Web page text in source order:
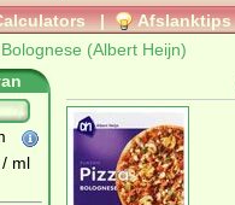
| Afslanktips
(Albert Heijn)
ml